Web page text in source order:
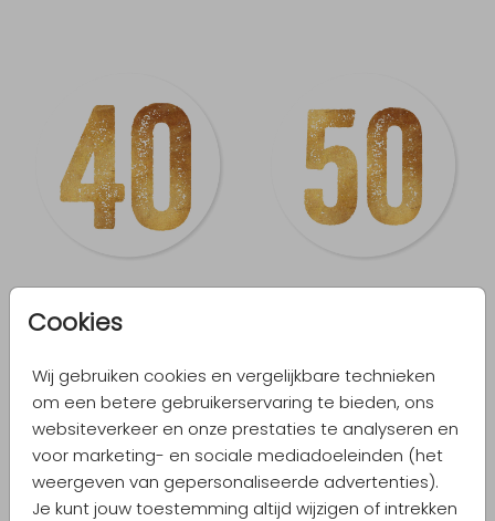
Cookies
Wij gebruiken cookies en vergelijkbare technieken
om een betere gebruikerservaring te bieden, ons
websiteverkeer en onze prestaties te analyseren en
voor marketing- en sociale mediadoeleinden (het
weergeven van gepersonaliseerde advertenties).
Je kunt jouw toestemming altijd wijzigen of intrekken